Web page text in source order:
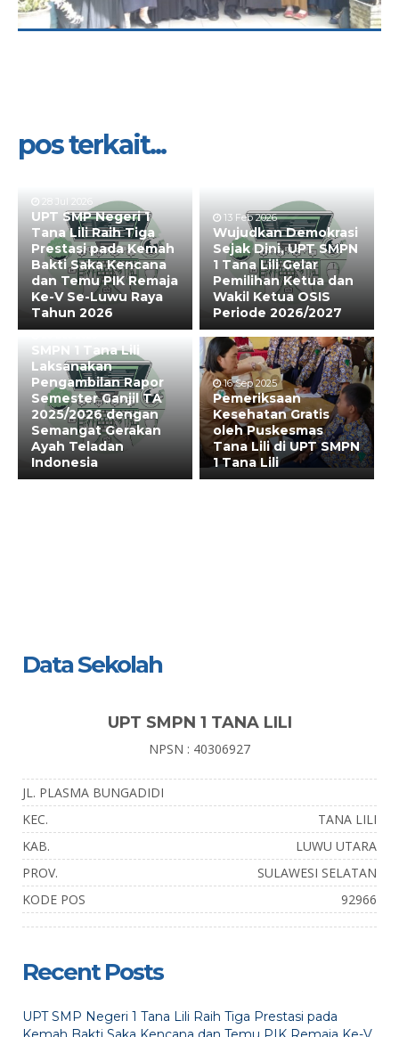
pos terkait...
28 Jul 2026
UPT SMP Negeri 1
Tana Lili Raih Tiga
Prestasi pada Kemah
Bakti Saka Kencana
dan Temu PIK Remaja
Ke-V Se-Luwu Raya
Tahun 2026
13 Feb 2026
Wujudkan Demokrasi
Sejak Dini, UPT SMPN
1 Tana Lili Gelar
Pemilihan Ketua dan
Wakil Ketua OSIS
Periode 2026/2027
SMPN 1 Tana Lili
Laksanakan
Pengambilan Rapor
Semester Ganjil TA
2025/2026 dengan
Semangat Gerakan
Ayah Teladan
Indonesia
16 Sep 2025
Pemeriksaan
Kesehatan Gratis
oleh Puskesmas
Tana Lili di UPT SMPN
1 Tana Lili
Data Sekolah
UPT SMPN 1 TANA LILI
NPSN : 40306927
JL. PLASMA BUNGADIDI
KEC.
TANA LILI
KAB.
LUWU UTARA
PROV.
SULAWESI SELATAN
KODE POS
92966
Recent Posts
UPT SMP Negeri 1 Tana Lili Raih Tiga Prestasi pada